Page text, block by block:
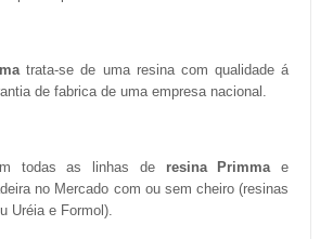
trata-se de uma resina com qualidade á
de fabrica de uma empresa nacional.
todas as linhas de resina Primmae
no Mercado com ou sem cheiro (resinas
Uréia e Formol).